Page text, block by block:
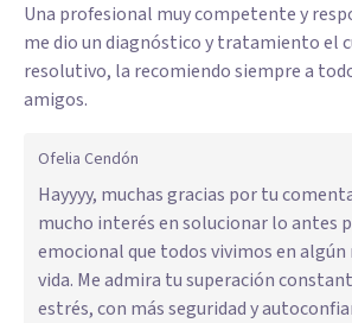
Una profesional muy competente y
me dio un diagnóstico y tratamiento el
resolutivo, la recomiendo siempre a
amigos.
Ofelia Cendón
Hayyyy, muchas gracias por tu
mucho interés en solucionar lo antes
emocional que todos vivimos en
vida. Me admira tu superación
estrés, con más seguridad y